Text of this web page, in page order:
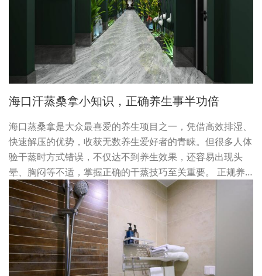
海口汗蒸桑拿小知识，正确养生事半功倍
海口蒸桑拿是大众最喜爱的养生项目之一，凭借高效排湿、
快速解压的优势，收获无数养生爱好者的青睐。但很多人体
验干蒸时方式错误，不仅达不到养生效果，还容易出现头
晕、胸闷等不适，掌握正确的干蒸技巧至关重要。 正规养…